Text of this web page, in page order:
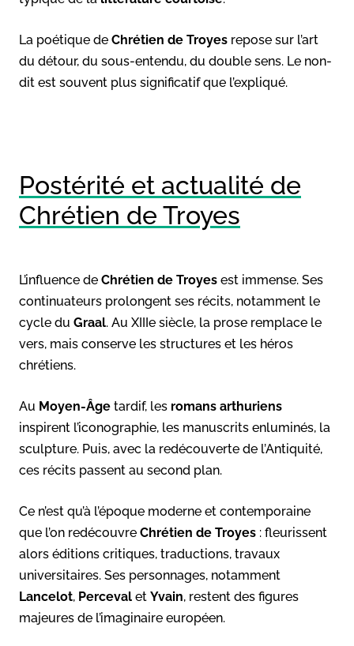
La poétique de Chrétien de Troyes repose sur l’art
du détour, du sous-entendu, du double sens. Le non-
dit est souvent plus significatif que l’expliqué.
Postérité et actualité de
Chrétien de Troyes
L’influence de Chrétien de Troyes est immense. Ses
continuateurs prolongent ses récits, notamment le
cycle du Graal. Au XIIIe siècle, la prose remplace le
vers, mais conserve les structures et les héros
chrétiens.
Au Moyen-Âge tardif, les romans arthuriens
inspirent l’iconographie, les manuscrits enluminés, la
sculpture. Puis, avec la redécouverte de l’Antiquité,
ces récits passent au second plan.
Ce n’est qu’à l’époque moderne et contemporaine
que l’on redécouvre Chrétien de Troyes : fleurissent
alors éditions critiques, traductions, travaux
universitaires. Ses personnages, notamment
Lancelot, Perceval et Yvain, restent des figures
majeures de l’imaginaire européen.